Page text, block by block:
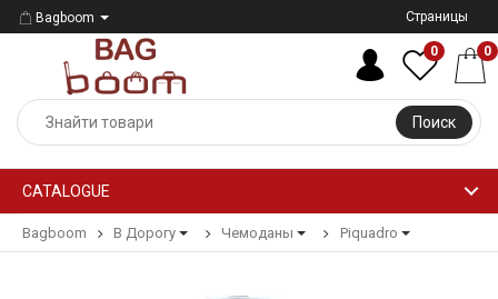
Bagboom Страницы
Поиск
0 0
CATALOGUE
Bagboom В Дорогу Чемоданы Piquadro